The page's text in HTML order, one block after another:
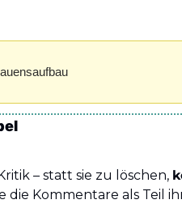
– statt sie zu löschen,
Kommentare als Teil